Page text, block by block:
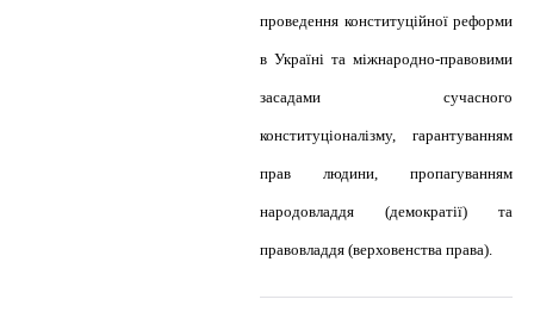
проведення конституційної реформи
в Україні та міжнародно-правовими
засадами сучасного
конституціоналізму, гарантуванням
прав людини, пропагуванням
народовладдя (демократії) та
правовладдя (верховенства права).